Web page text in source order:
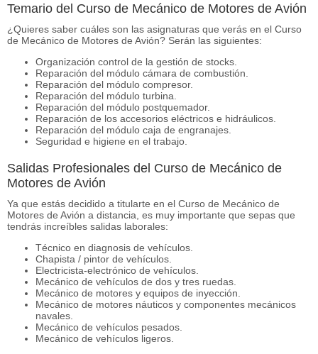
Temario del Curso de Mecánico de Motores de Avión
¿Quieres saber cuáles son las asignaturas que verás en el Curso
de Mecánico de Motores de Avión? Serán las siguientes:
Organización control de la gestión de stocks.
Reparación del módulo cámara de combustión.
Reparación del módulo compresor.
Reparación del módulo turbina.
Reparación del módulo postquemador.
Reparación de los accesorios eléctricos e hidráulicos.
Reparación del módulo caja de engranajes.
Seguridad e higiene en el trabajo.
Salidas Profesionales del Curso de Mecánico de
Motores de Avión
Ya que estás decidido a titularte en el Curso de Mecánico de
Motores de Avión a distancia, es muy importante que sepas que
tendrás increíbles salidas laborales:
Técnico en diagnosis de vehículos.
Chapista / pintor de vehículos.
Electricista-electrónico de vehículos.
Mecánico de vehículos de dos y tres ruedas.
Mecánico de motores y equipos de inyección.
Mecánico de motores náuticos y componentes mecánicos
navales.
Mecánico de vehículos pesados.
Mecánico de vehículos ligeros.